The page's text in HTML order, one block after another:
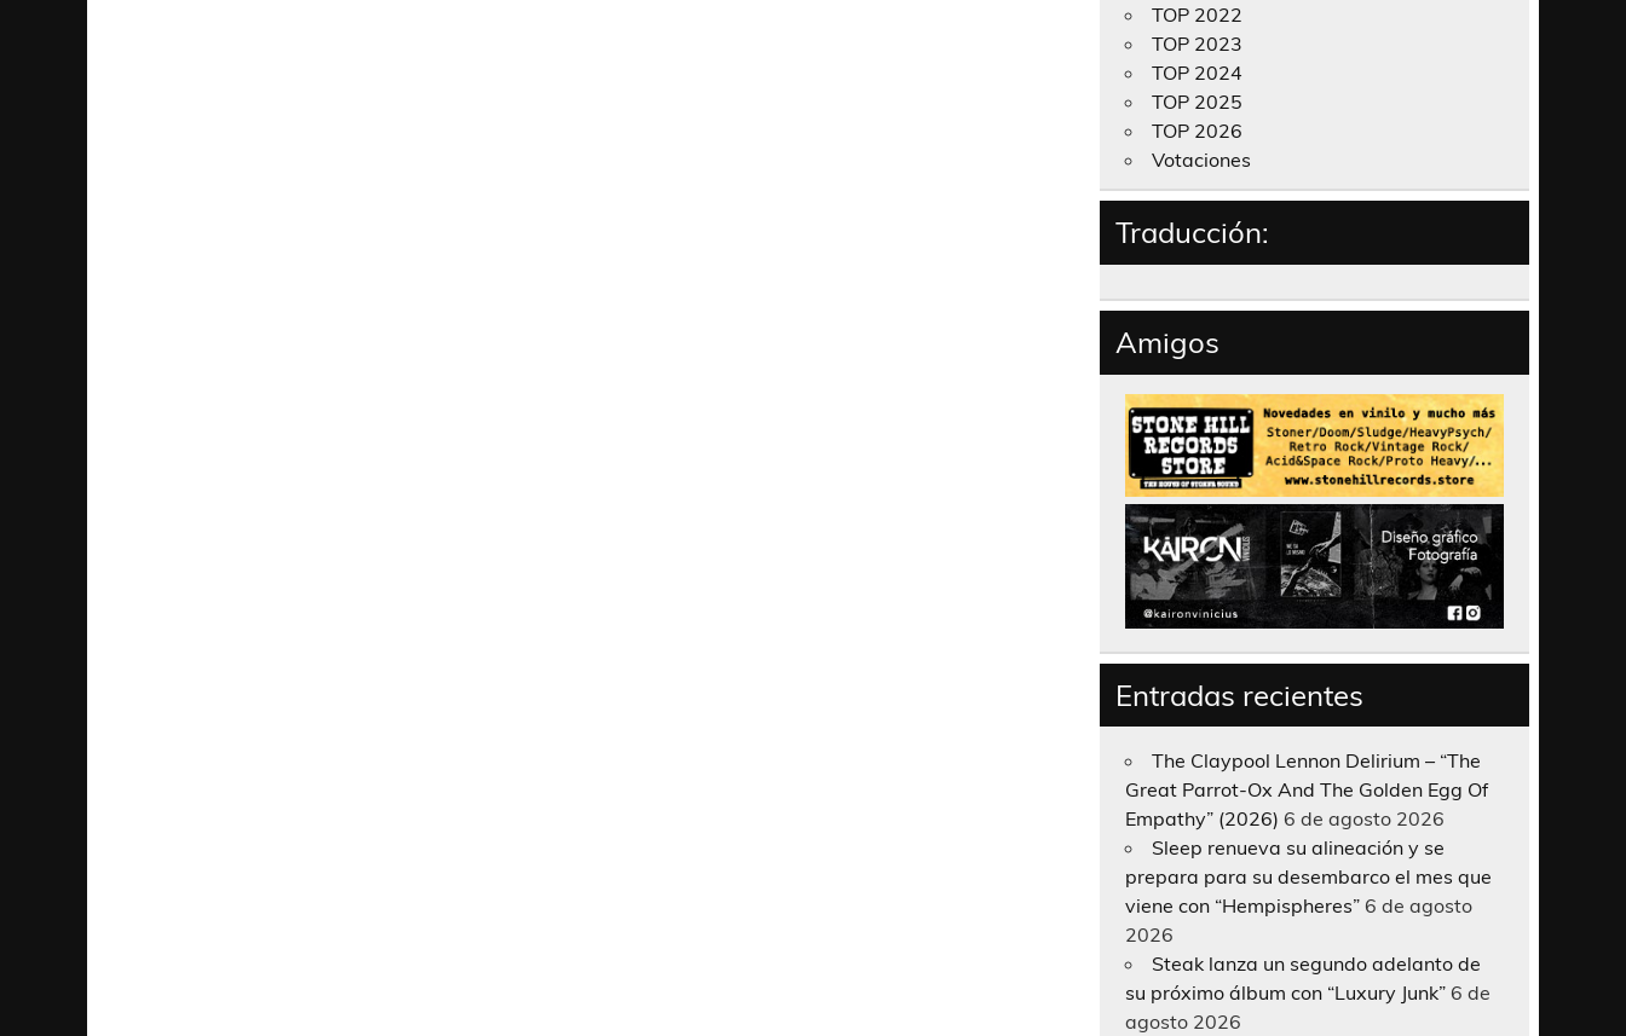
TOP 2022
TOP 2023
TOP 2024
TOP 2025
TOP 2026
Votaciones
Traducción:
Amigos
Entradas recientes
The Claypool Lennon Delirium – “The
Great Parrot-Ox And The Golden Egg Of
Empathy” (2026) 6 de agosto 2026
Sleep renueva su alineación y se
prepara para su desembarco el mes que
viene con “Hempispheres” 6 de agosto
2026
Steak lanza un segundo adelanto de
su próximo álbum con “Luxury Junk” 6 de
agosto 2026